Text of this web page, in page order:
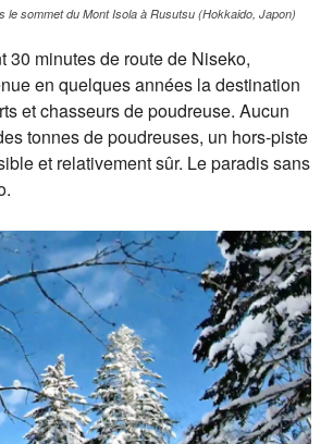
le sommet du Mont Isola à Rusutsu (Hokkaido, Japon)
30 minutes de route de Niseko,
en quelques années la destination
et chasseurs de poudreuse. Aucun
tonnes de poudreuses, un hors-piste
et relativement sûr. Le paradis sans